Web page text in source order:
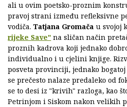
ali u ovim poetsko-proznim
pravoj strani između refleksivne
vodiča. Tatjana Gromača u svojoj
rijeke Save" na sličan način
proznih kadrova koji jednako
individualno i u cjelini knjige.
posveta provinciji, jednako
se prečesto nalaze predaleko od
se to desi iz "krivih" razloga, kao
Petrinjom i Siskom nakon velikih